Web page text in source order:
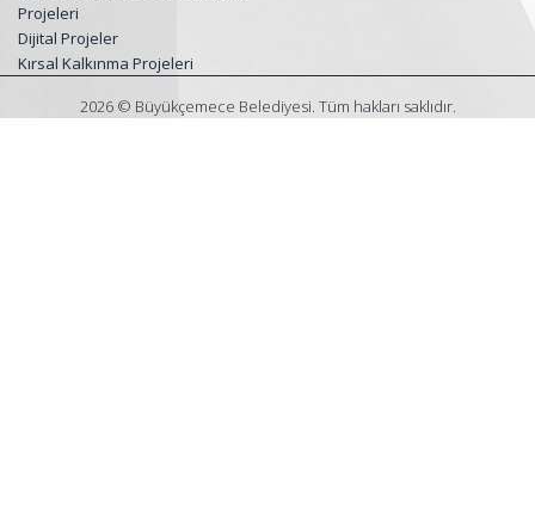
Projeleri
Dijital Projeler
Kırsal Kalkınma Projeleri
2026 © Büyükçemece Belediyesi. Tüm hakları saklıdır.